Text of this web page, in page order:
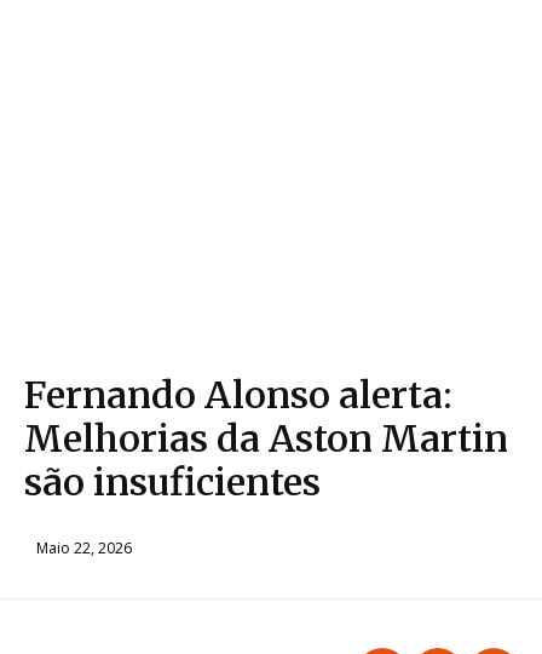
Fernando Alonso alerta:
Melhorias da Aston Martin
são insuficientes
Maio 22, 2026